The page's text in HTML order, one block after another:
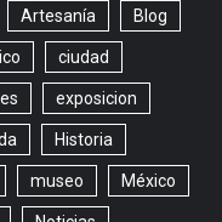
Artesanía Blog
ciudad
exposicion
Historia
museo México